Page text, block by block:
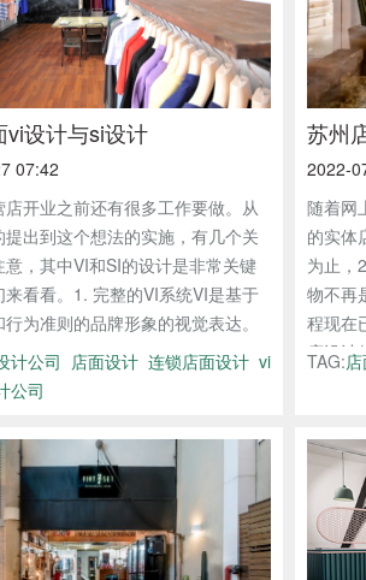
vi设计与si设计
07:42
店开业之前还有很多工作要做。从
提出到这个想法的实施，有几个关
意，其中VI和SI的设计是非常关键
来看看。1. 完整的VI系统VI是基于
为准则的品牌形象的视觉表达。
计公司 店面设计 连锁店面设计 vi
公司
苏州
2022-
随着网
的实体
为止，
物不再
程现在
店设计
TAG: